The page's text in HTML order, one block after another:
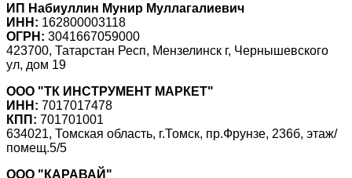
ИП Набиуллин Мунир Муллагалиевич
ИНН: 162800003118
ОГРН: 3041667059000
423700, Татарстан Респ, Мензелинск г, Чернышевского
ул, дом 19
ООО "ТК ИНСТРУМЕНТ МАРКЕТ"
ИНН: 7017017478
КПП: 701701001
634021, Томская область, г.Томск, пр.Фрунзе, 236б, этаж/
помещ.5/5
ООО "КАРАВАЙ"